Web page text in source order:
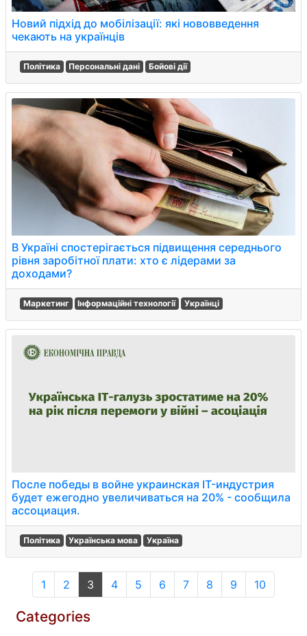
Новий підхід до мобілізації: які нововведення
чекають на українців
Політика Персональні дані Бойові дії
В Україні спостерігається підвищення середнього
рівня заробітної плати: хто є лідерами за
доходами?
Маркетинг Інформаційні технології Українці
После победы в войне украинская IT-индустрия
будет ежегодно увеличиваться на 20% - сообщила
ассоциация.
Політика Українська мова Україна
1 2 3 4 5 6 7 8 9 10
Categories